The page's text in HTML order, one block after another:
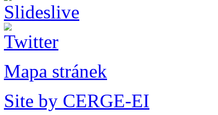
Mapa stránek
Site by CERGE-EI